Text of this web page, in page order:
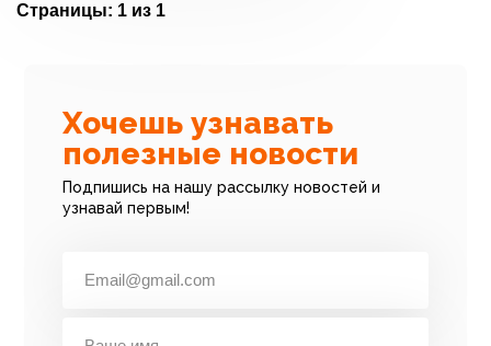
Страницы: 1 из 1
Хочешь узнавать
полезные новости
Подпишись на нашу рассылку новостей и
узнавай первым!